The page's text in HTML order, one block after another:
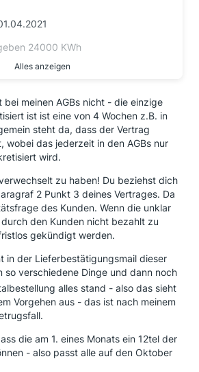
24000 KWh
Monat
ist jedoch ein anderes als bei
nicht falsch verstehen, ich ärgere
meine eigene Sorglosigkeit bei
Portale (Check24, Verifox u.ä.)
die keine Haftung
sollte einem schon bewusst sein,
lesen. Hier also eine Haftung
die Mühe nicht wert.
ich bei Wechsel des Anbieters im
auf den günstigsten Anbieter
Lieferbestätigung steht z.B. "Ihr
ist jederzeit ohne Einhaltung einer
ich übersehen, weil nicht
hingenommen.
Alles anzeigen
meinen AGBs nicht - die einzige
ist ist eine von 4 Wochen z.B. in
steht da, dass der Vertrag
wobei das jederzeit in den AGBs nur
wird.
zu haben! Du beziehst dich
2 Punkt 3 deines Vertrages. Da
des Kunden. Wenn die unklar
den Kunden nicht bezahlt zu
gekündigt werden.
in der Lieferbestätigungsmail dieser
so verschiedene Dinge und dann noch
alles stand - also das sieht
Vorgehen aus - das ist nach meinem
die am 1. eines Monats ein 12tel der
- also passt alle auf den Oktober